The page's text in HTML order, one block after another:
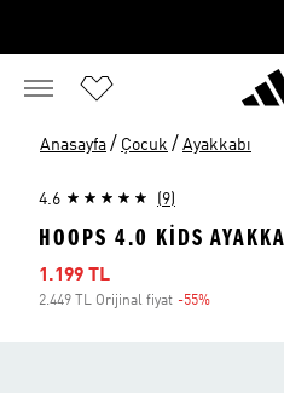
Anasayfa / Çocuk / Ayakkabı
4.6 (9)
HOOPS 4.0 KIDS
İndirimli fiyat
1.199 TL
2.449 TL Orijinal fiyat -55%